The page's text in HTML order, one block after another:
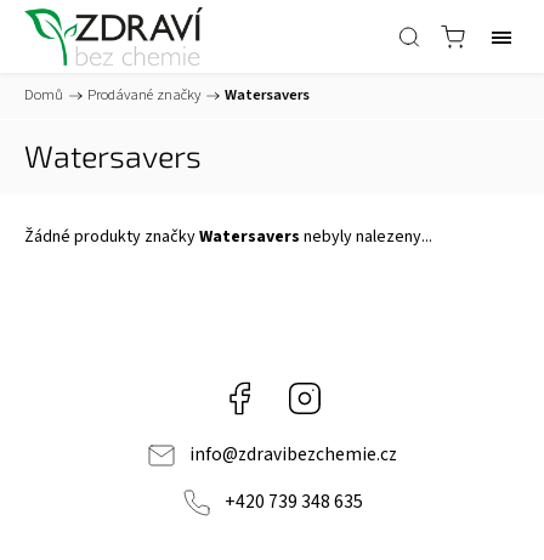
Domů / Prodávané značky / Watersavers
Watersavers
Žádné produkty značkyWatersavers nebyly nalezeny...
Facebook
info@zdravibezchemie.cz
+420 739 348 635